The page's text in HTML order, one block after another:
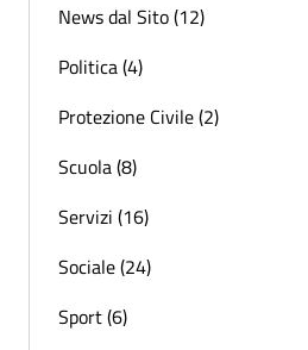
News dal Sito (12)
Politica (4)
Protezione Civile (2)
Scuola (8)
Servizi (16)
Sociale (24)
Sport (6)